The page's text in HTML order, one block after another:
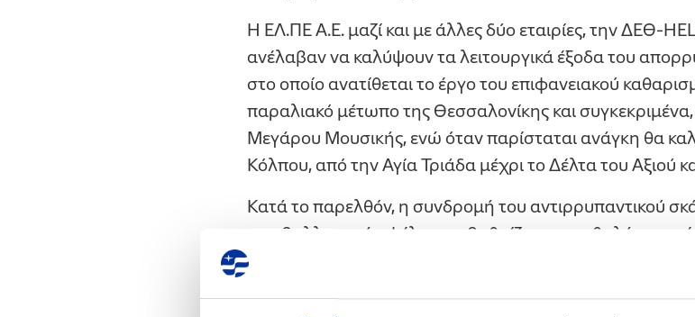
Η ΕΛ.ΠΕ Α.Ε. μαζί και με άλλες δύο εταιρίες, την ΔΕΘ-
ανέλαβαν να καλύψουν τα λειτουργικά έξοδα του
στο οποίο ανατίθεται το έργο του επιφανειακού
παραλιακό μέτωπο της Θεσσαλονίκης και
Μεγάρου Μουσικής, ενώ όταν παρίσταται ανάγκη θα
Κόλπου, από την Αγία Τριάδα μέχρι το Δέλτα του Αξιού
Κατά το παρελθόν, η συνδρομή του αντιρρυπαντικού
περιβαλλοντικά οφέλη, αναβαθμίζοντας το θαλάσσιο
τελευταίο καιρό, ωστόσο, η δυσχερής οικονομική